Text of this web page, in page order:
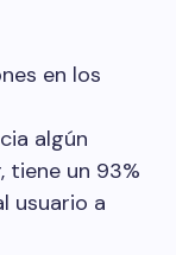
en los
algún
tiene un 93%
usuario a